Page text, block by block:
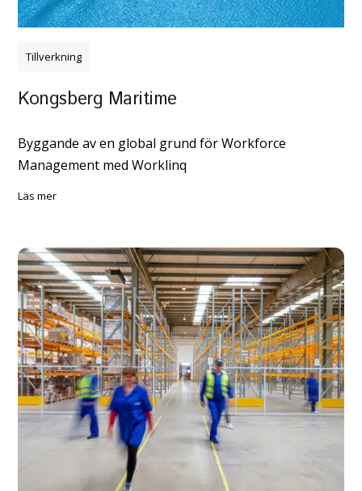
Tillverkning
Kongsberg Maritime
Byggande av en global grund för Workforce
Management med Worklinq
läs mer